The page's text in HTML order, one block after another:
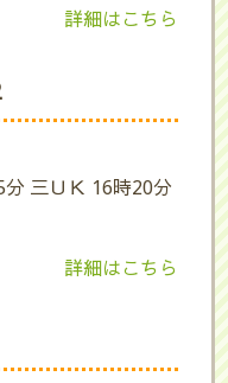
詳細はこちら
三ＵＫ 16時20分
詳細はこちら